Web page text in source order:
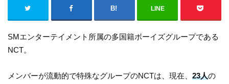
LINE
SMエンターテイメント所属の多国籍ボーイズグループである
NCT。
メンバーが流動的で特殊なグループのNCTは、現在、23人の